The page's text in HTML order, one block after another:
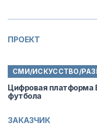
ПРОЕКТ
СМИ/ИСКУССТВО/
Цифровая платформа
футбола
ЗАКАЗЧИК